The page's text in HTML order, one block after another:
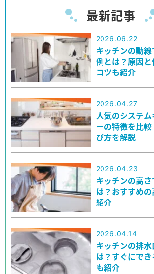
最新記事
2026.06.22
キッチンの動
例とは？原因
コツも紹介
2026.04.27
人気のシステ
ーの特徴を比
び方を解説
2026.04.23
キッチンの高
は？おすすめ
紹介
2026.04.14
キッチンの排
は？すぐにで
も紹介